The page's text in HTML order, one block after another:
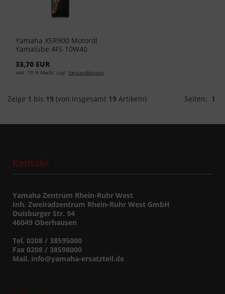
Yamaha XSR900 Motoröl
Yamalube 4FS 10W40
(EUR 25,95L)
33,70 EUR
inkl. 19 % MwSt. zzgl. Versandkosten
Zeige 1 bis 19 (von insgesamt 19 Artikeln) Seiten: 1
Kontakt
Yamaha Zentrum Rhein-Ruhr West
Inh. Zweiradzentrum Rhein-Ruhr West GmbH
Duisburger Str. 94
46049 Oberhausen
Tel. 0208 / 38595000
Fax 0208 / 38598000
Mail. info@yamaha-ersatzteil.de